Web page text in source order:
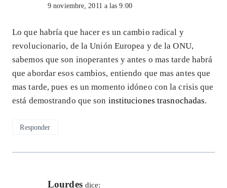
9 noviembre, 2011 a las 9:00
Lo que habría que hacer es un cambio radical y
revolucionario, de la Unión Europea y de la ONU,
sabemos que son inoperantes y antes o mas tarde habrá
que abordar esos cambios, entiendo que mas antes que
mas tarde, pues es un momento idóneo con la crisis que
está demostrando que son instituciones trasnochadas.
Responder
Lourdes dice: